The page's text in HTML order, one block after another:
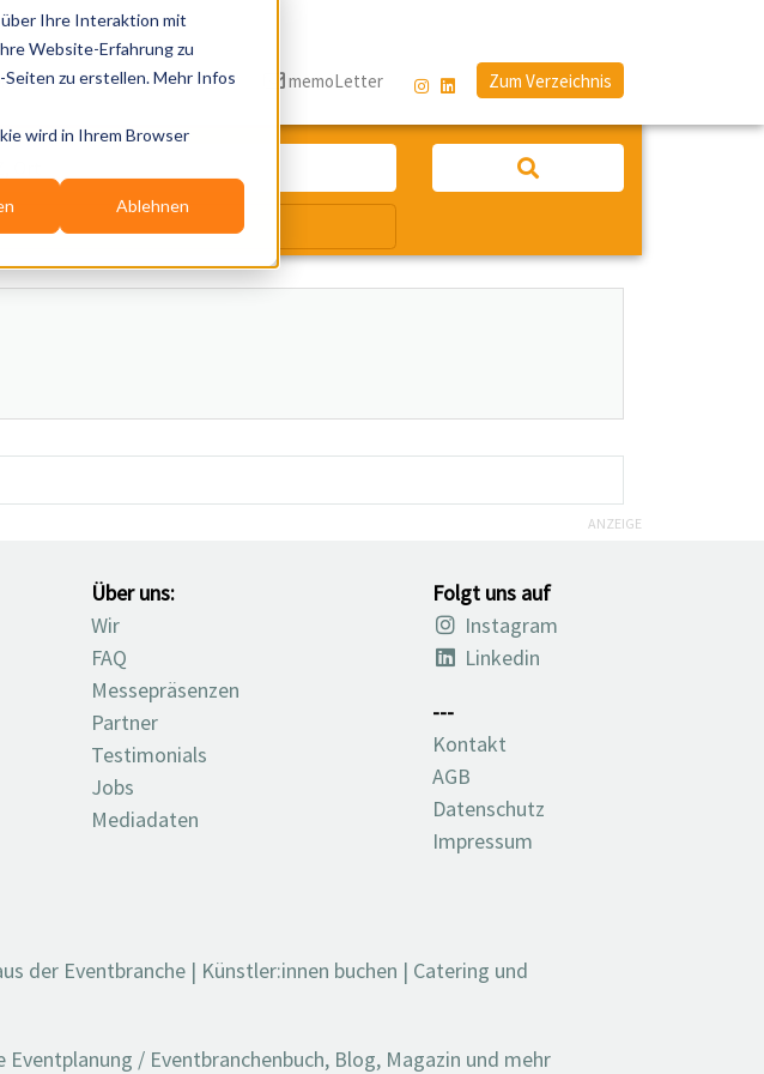
Ihre Interaktion mit
Website-Erfahrung zu
zu erstellen. Mehr Infos
wird in Ihrem Browser
Ablehnen
Services Blog memoLetter Zum Verzeichnis
ANZEIGE
Über uns:
Wir
FAQ
Messepräsenzen
Partner
Testimonials
Jobs
Mediadaten
Folgt uns auf
Instagram
Linkedin
---
Kontakt
AGB
Datenschutz
Impressum
der Eventbranche | Künstler:innen buchen | Catering und
/ Eventbranchenbuch, Blog, Magazin und mehr